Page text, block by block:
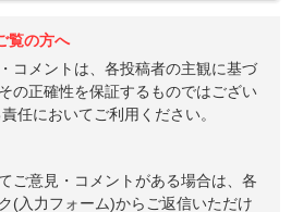
覧の方へ
コメントは、各投稿者の主観に基づ
の正確性を保証するものではござい
任においてご利用ください。
ご意見・コメントがある場合は、各
(入力フォーム)からご返信いただけ